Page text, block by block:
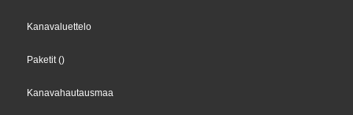
Kanavaluettelo
Paketit ()
Kanavahautausmaa